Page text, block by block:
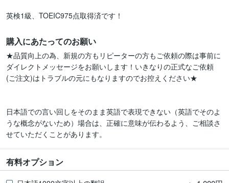
英検1級、TOEIC975点取得済です！
購入にあたってのお願い
★品質向上の為、新規の方もリピーターの方もご依頼の際は事前に
ダイレクトメッセージをお願いします！いきなりの正式なご依頼
(ご注文)はトラブルの元にもなりますのでお控えください★
日本語での言い回しをそのまま英語で表現できない（英語でそのよ
うな概念がないため）場合は、正確に意味が伝わるよう、ご相談さ
せていただくことがあります。
有料オプション